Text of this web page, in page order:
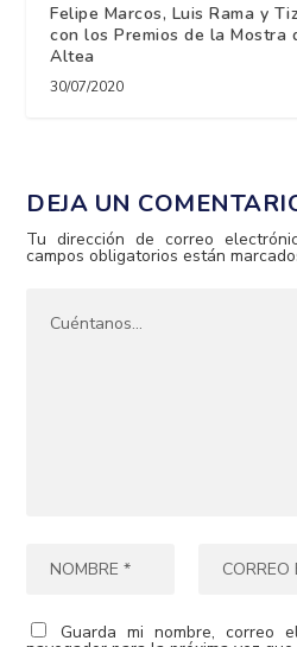
Felipe Marcos, Luis Rama y
con los Premios de la Mostra
Altea
30/07/2020
DEJA UN
Tu dirección de correo
campos obligatorios están
Guarda mi nombre, correo